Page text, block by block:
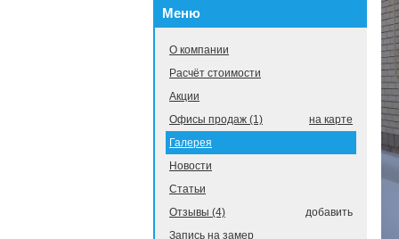
Меню
О компании
Расчёт стоимости
Акции
на карте
Офисы продаж (1)
Галерея
Новости
Статьи
добавить
Отзывы (4)
Запись на замер